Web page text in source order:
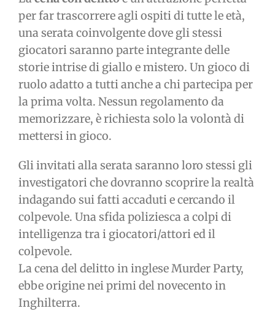
per far trascorrere agli ospiti di tutte le età,
una serata coinvolgente dove gli stessi
giocatori saranno parte integrante delle
storie intrise di giallo e mistero. Un gioco di
ruolo adatto a tutti anche a chi partecipa per
la prima volta. Nessun regolamento da
memorizzare, è richiesta solo la volontà di
mettersi in gioco.
Gli invitati alla serata saranno loro stessi gli
investigatori che dovranno scoprire la realtà
indagando sui fatti accaduti e cercando il
colpevole. Una sfida poliziesca a colpi di
intelligenza tra i giocatori/attori ed il
colpevole.
La cena del delitto in inglese Murder Party,
ebbe origine nei primi del novecento in
Inghilterra.